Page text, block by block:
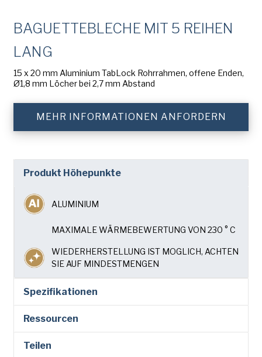
Chicago Metallic
Pan GLO
Runex
Turbel
BAGUETTEBLECHE MIT 5 REIHEN
LANG
15 x 20 mm Aluminium TabLock Rohrrahmen, offene Enden,
Ø1,8 mm Löcher bei 2,7 mm Abstand
MEHR INFORMATIONEN ANFORDERN
Produkt Höhepunkte
ALUMINIUM
MAXIMALE WÄRMEBEWERTUNG VON 230 ° C
WIEDERHERSTELLUNG IST MOGLICH, ACHTEN
SIE AUF MINDESTMENGEN
Spezifikationen
Ressourcen
Teilen
Name
der
Firma(erforderlich)
Nation *
(erforderlich)
Ja, ich habe dieDatenschutzrichtlinievon